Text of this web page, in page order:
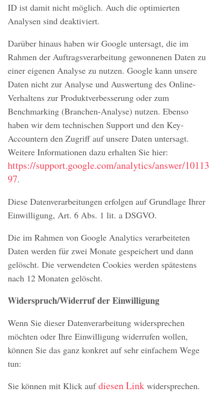
ID ist damit nicht möglich. Auch die optimierten
Analysen sind deaktiviert.
Darüber hinaus haben wir Google untersagt, die im
Rahmen der Auftragsverarbeitung gewonnenen Daten zu
einer eigenen Analyse zu nutzen. Google kann unsere
Daten nicht zur Analyse und Auswertung des Online-
Verhaltens zur Produktverbesserung oder zum
Benchmarking (Branchen-Analyse) nutzen. Ebenso
haben wir dem technischen Support und den Key-
Accountern den Zugriff auf unsere Daten untersagt.
Weitere Informationen dazu erhalten Sie hier:
https://support.google.com/analytics/answer/10113
97.
Diese Datenverarbeitungen erfolgen auf Grundlage Ihrer
Einwilligung, Art. 6 Abs. 1 lit. a DSGVO.
Die im Rahmen von Google Analytics verarbeiteten
Daten werden für zwei Monate gespeichert und dann
gelöscht. Die verwendeten Cookies werden spätestens
nach 12 Monaten gelöscht.
Widerspruch/Widerruf der Einwilligung
Wenn Sie dieser Datenverarbeitung widersprechen
möchten oder Ihre Einwilligung widerrufen wollen,
können Sie das ganz konkret auf sehr einfachem Wege
tun:
Sie können mit Klick aufdiesen Link widersprechen.